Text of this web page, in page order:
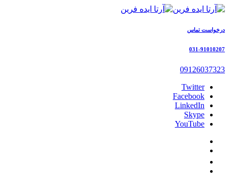
درخواست تماس
031-91010207
09126037323
Twitter
Facebook
LinkedIn
Skype
YouTube